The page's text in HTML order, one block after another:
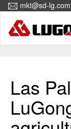
mkt@sd-lg.com
Las